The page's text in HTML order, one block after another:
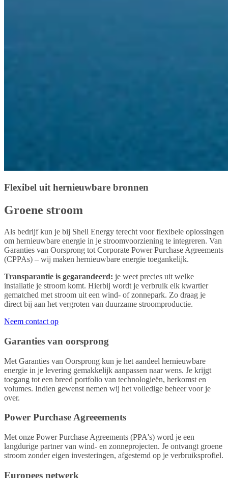
Flexibel uit hernieuwbare bronnen
Groene stroom
Als bedrijf kun je bij Shell Energy terecht voor flexibele oplossingen
om hernieuwbare energie in je stroomvoorziening te integreren. Van
Garanties van Oorsprong tot Corporate Power Purchase Agreements
(CPPAs) – wij maken hernieuwbare energie toegankelijk.
Transparantie is gegarandeerd: je weet precies uit welke
installatie je stroom komt. Hierbij wordt je verbruik elk kwartier
gematched met stroom uit een wind- of zonnepark. Zo draag je
direct bij aan het vergroten van duurzame stroomproductie.
Neem contact op
Garanties van oorsprong
Met Garanties van Oorsprong kun je het aandeel hernieuwbare
energie in je levering gemakkelijk aanpassen naar wens. Je krijgt
toegang tot een breed portfolio van technologieën, herkomst en
volumes. Indien gewenst nemen wij het volledige beheer voor je
over.
Power Purchase Agreeements
Met onze Power Purchase Agreements (PPA's) word je een
langdurige partner van wind- en zonneprojecten. Je ontvangt groene
stroom zonder eigen investeringen, afgestemd op je verbruiksprofiel.
Europees netwerk